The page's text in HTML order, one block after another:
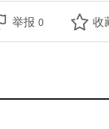
举报 0 收